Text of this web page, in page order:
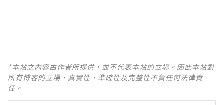
*本站之內容由作者所提供，並不代表本站的立場。因此本站對
所有博客的立場、真實性、準確性及完整性不負任何法律責
任。